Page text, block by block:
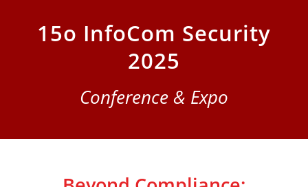
15o InfoCom Security
2025
Conference & Expo